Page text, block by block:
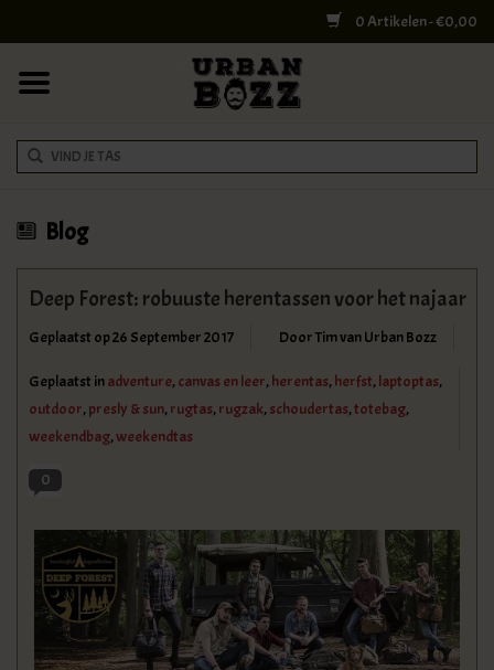
0 Artikelen - €0,00
COLLEGE BAGS
RUGZAKKEN
SHELBY BROTHERS
REISTASSEN
SPECIALS
Blog
Deep Forest: robuuste herentassen voor het najaar
Geplaatst op26 September 2017 Door Tim van Urban Bozz
Geplaatst inadventure,canvas en leer,herentas,herfst,laptoptas,
outdoor,presly & sun,rugtas,rugzak,schoudertas,totebag,
weekendbag,weekendtas
0